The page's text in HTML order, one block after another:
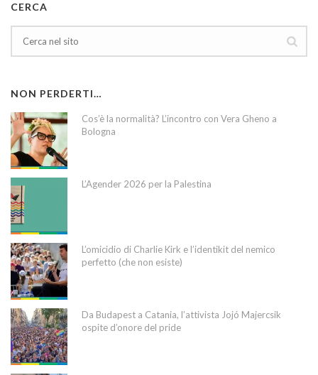
CERCA
NON PERDERTI…
Cos’è la normalità? L’incontro con Vera Gheno a
Bologna
L’Agender 2026 per la Palestina
L’omicidio di Charlie Kirk e l’identikit del nemico
perfetto (che non esiste)
Da Budapest a Catania, l’attivista Jojó Majercsik
ospite d’onore del pride